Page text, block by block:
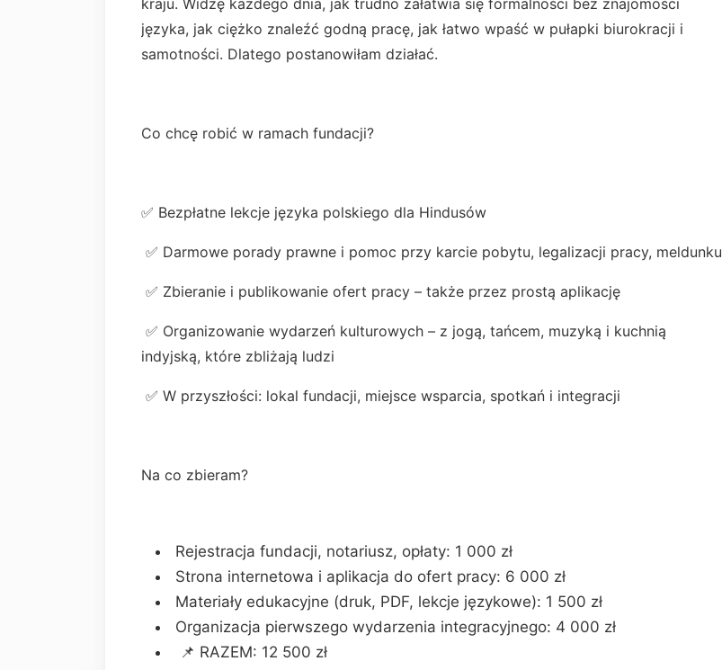
kraju. Widzę każdego dnia, jak trudno załatwia się formalności bez znajomości
języka, jak ciężko znaleźć godną pracę, jak łatwo wpaść w pułapki biurokracji i
samotności. Dlatego postanowiłam działać.
Co chcę robić w ramach fundacji?
✅ Bezpłatne lekcje języka polskiego dla Hindusów
✅ Darmowe porady prawne i pomoc przy karcie pobytu, legalizacji pracy, meldunku
✅ Zbieranie i publikowanie ofert pracy – także przez prostą aplikację
✅ Organizowanie wydarzeń kulturowych – z jogą, tańcem, muzyką i kuchnią
indyjską, które zbliżają ludzi
✅ W przyszłości: lokal fundacji, miejsce wsparcia, spotkań i integracji
Na co zbieram?
Rejestracja fundacji, notariusz, opłaty: 1 000 zł
Strona internetowa i aplikacja do ofert pracy: 6 000 zł
Materiały edukacyjne (druk, PDF, lekcje językowe): 1 500 zł
Organizacja pierwszego wydarzenia integracyjnego: 4 000 zł
📌 RAZEM: 12 500 zł